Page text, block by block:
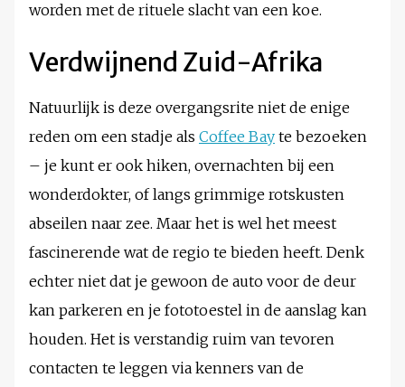
worden met de rituele slacht van een koe.
Verdwijnend Zuid-Afrika
Natuurlijk is deze overgangsrite niet de enige
reden om een stadje als Coffee Bay te bezoeken
– je kunt er ook hiken, overnachten bij een
wonderdokter, of langs grimmige rotskusten
abseilen naar zee. Maar het is wel het meest
fascinerende wat de regio te bieden heeft. Denk
echter niet dat je gewoon de auto voor de deur
kan parkeren en je fototoestel in de aanslag kan
houden. Het is verstandig ruim van tevoren
contacten te leggen via kenners van de